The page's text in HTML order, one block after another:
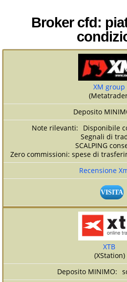
Broker cfd:
XM group
Disponibile
Segnali di
SCALPING
Zero commissioni: spese di
Recensione
VISITA
XTB
(XStation)